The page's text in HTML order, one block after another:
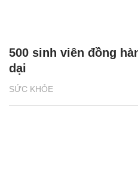
SỨC KHỎE
500 sinh viên đồng
dại